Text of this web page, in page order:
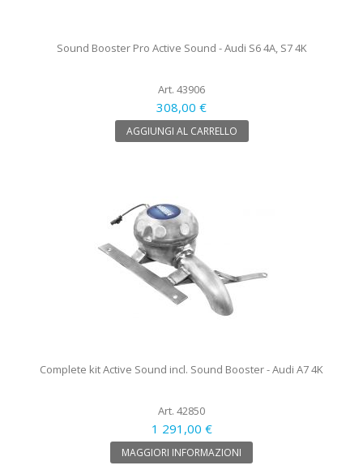
Sound Booster Pro Active Sound - Audi S6 4A, S7 4K
Art. 43906
308,00 €
AGGIUNGI AL CARRELLO
Complete kit Active Sound incl. Sound Booster - Audi A7 4K
Art. 42850
1 291,00 €
MAGGIORI INFORMAZIONI